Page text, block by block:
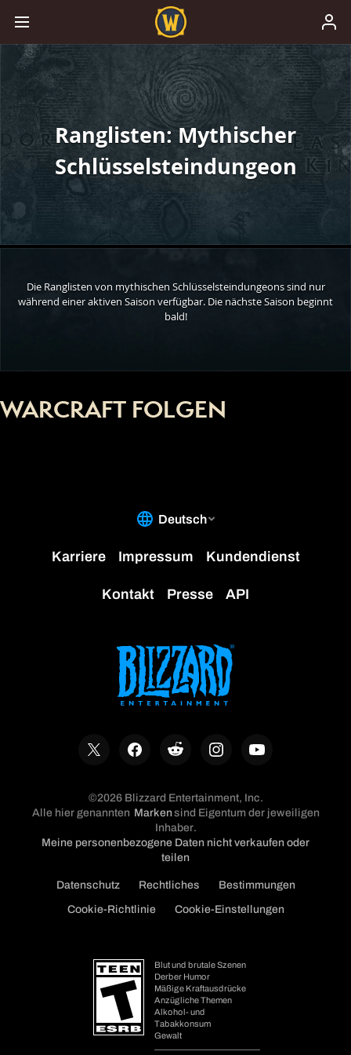
Ranglisten: Mythischer
Schlüsselsteindungeon
Die Ranglisten von mythischen Schlüsselsteindungeons sind nur
während einer aktiven Saison verfügbar. Die nächste Saison beginnt
bald!
WARCRAFT FOLGEN